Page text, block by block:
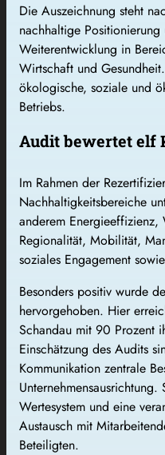
Die Auszeichnung steht
nachhaltige
Weiterentwicklung in
Wirtschaft und
ökologische, soziale und
Betriebs.
Audit bewertet elf
Im Rahmen der
Nachhaltigkeitsbereiche
anderem Energieeffizienz,
Regionalität, Mobilität,
soziales Engagement
Besonders positiv wurde
hervorgehoben. Hier
Schandau mit 90 Prozent
Einschätzung des Audits
Kommunikation zentrale
Wertesystem und eine
Austausch mit
Beteiligten.